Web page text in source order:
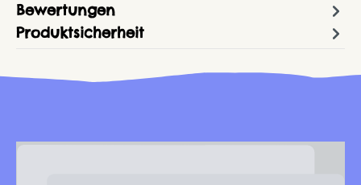
Bewertungen
Produktsicherheit